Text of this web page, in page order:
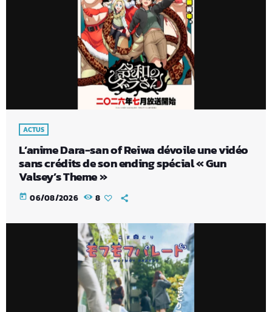
ACTUS
L’anime Dara-san of Reiwa dévoile une vidéo
sans crédits de son ending spécial « Gun
Valsey’s Theme »
today 06/08/2026 8